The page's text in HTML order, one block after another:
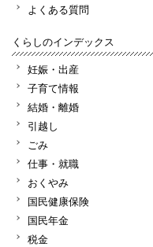
よくある質問
くらしのインデックス
妊娠・出産
子育て情報
結婚・離婚
引越し
ごみ
仕事・就職
おくやみ
国民健康保険
国民年金
税金